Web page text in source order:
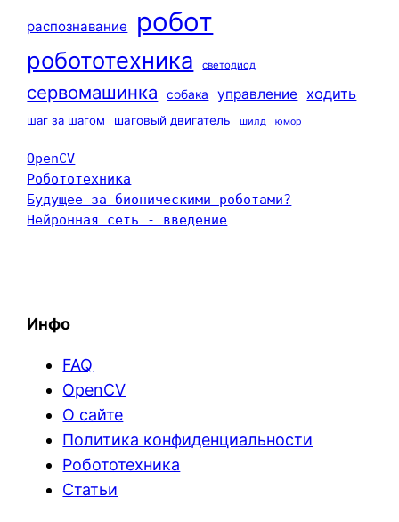
распознавание робот
робототехника светодиод
сервомашинка собака управление ходить
шаг за шагом шаговый двигатель шилд юмор
OpenCV
Робототехника
Будущее за бионическими роботами?
Нейронная сеть - введение
Инфо
FAQ
OpenCV
О сайте
Политика конфиденциальности
Робототехника
Статьи